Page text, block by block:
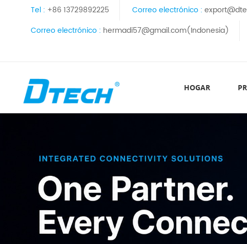
Tel : +86 13729892225 Correo electrónico :
Correo electrónico : hermadi57@gmail.com(Indonesia)
HOGAR